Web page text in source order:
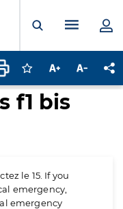
Ouvrir laMenu
Connectez-vous
Augmenter la
f1 bis
le 15. If you
emergency,
emergency